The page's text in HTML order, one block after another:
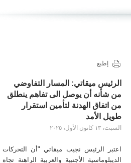
إطبع
الرئيس ميقاتي: المسار التفاوضي
من شأنه أن يوصل الى تفاهم ينطلق
من اتفاق الهدنة لتأمين استقرار
طويل الأمد
السبت، ١٣ كانون الأول، ٢٠٢٥
اعتبر الرئيس نجيب ميقاتي "أن التحركات
الديبلوماسية الأجنبية والعربية الراهنة تجاه